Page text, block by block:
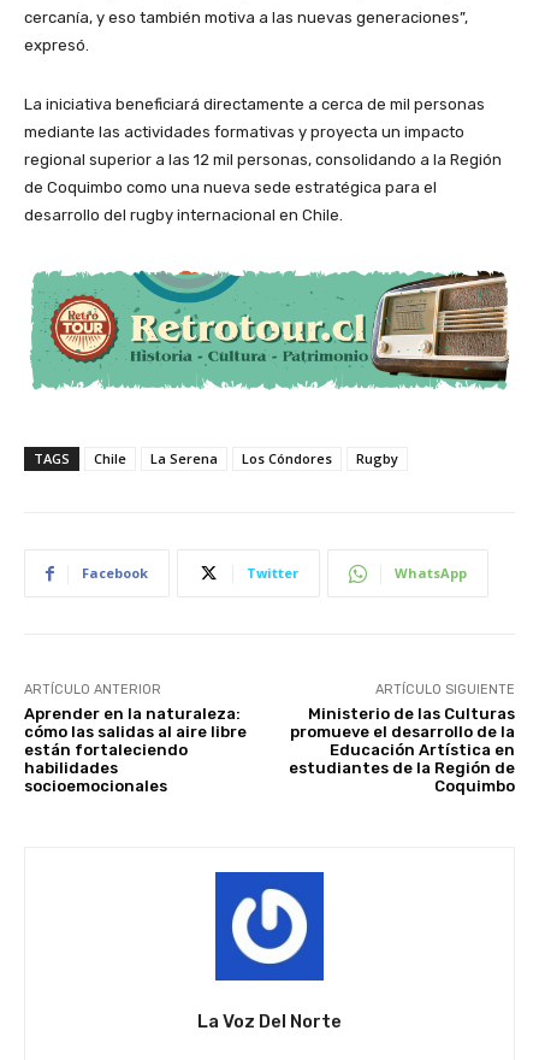
cercanía, y eso también motiva a las nuevas generaciones”,
expresó.
La iniciativa beneficiará directamente a cerca de mil personas
mediante las actividades formativas y proyecta un impacto
regional superior a las 12 mil personas, consolidando a la Región
de Coquimbo como una nueva sede estratégica para el
desarrollo del rugby internacional en Chile.
TAGS Chile La Serena Los Cóndores Rugby
Facebook Twitter WhatsApp
ARTÍCULO ANTERIOR
Aprender en la naturaleza:
cómo las salidas al aire libre
están fortaleciendo
habilidades
socioemocionales
ARTÍCULO SIGUIENTE
Ministerio de las Culturas
promueve el desarrollo de la
Educación Artística en
estudiantes de la Región de
Coquimbo
La Voz Del Norte